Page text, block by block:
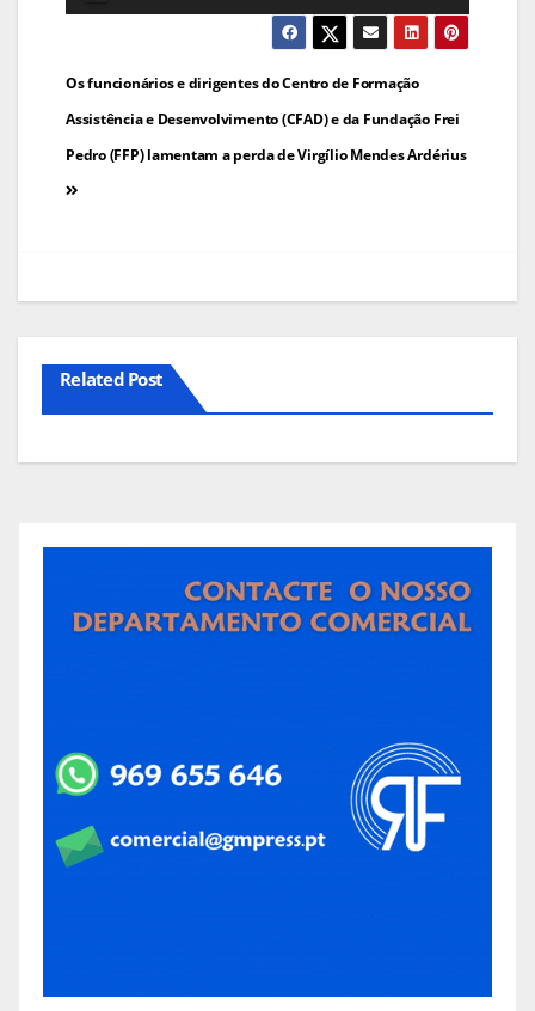
de
Navegação
de
artigos
Os funcionários e dirigentes do Centro de Formação
Assistência e Desenvolvimento (CFAD) e da Fundação Frei
Pedro (FFP) lamentam a perda de Virgílio Mendes Ardérius
Related Post